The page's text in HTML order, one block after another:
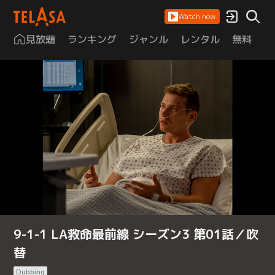
Watch now
見放題 ランキング ジャンル レンタル 無料
9-1-1 LA救命最前線 シーズン3 第01話／吹
替
Dubbing